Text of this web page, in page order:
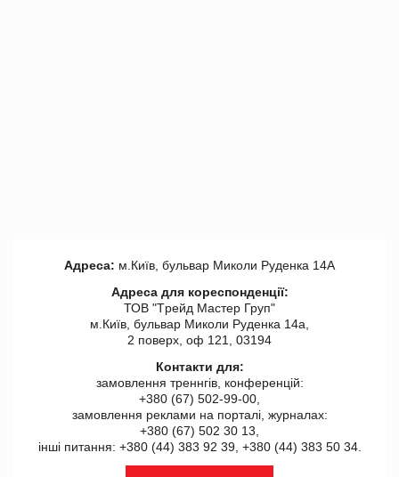
Адреса: м.Київ, бульвар Миколи Руденка 14А
Адреса для кореспонденції:
ТОВ "Tрейд Мастер Груп"
м.Київ, бульвар Миколи Руденка 14а,
2 поверх, оф 121, 03194
Контакти для:
замовлення треннгів, конференцій:
+380 (67) 502-99-00,
замовлення реклами на порталі, журналах:
+380 (67) 502 30 13,
інші питання: +380 (44) 383 92 39, +380 (44) 383 50 34.